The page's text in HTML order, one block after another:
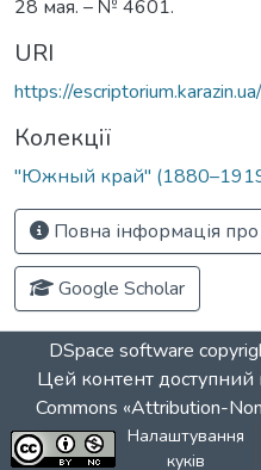
28 мая. – № 4601.
URI
https://
Колекції
"Южный край" (1880–1919
Повна інформація
Google Scholar
DSpace software
Цей контент доступний
Commons «Attribution-
Налаштування
куків